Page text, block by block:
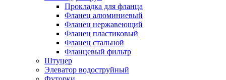
Прокладка для фланца
Фланец алюминиевый
Фланец нержавеющий
Фланец пластиковый
Фланец стальной
Фланцевый фильтр
Штуцер
Элеватор водоструйный